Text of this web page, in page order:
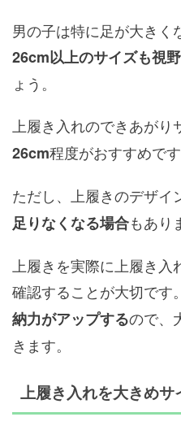
男の子は特に足が大きく
26cm以上のサイズも視
ょう。
上履き入れのできあがり
26cm程度がおすすめです
ただし、上履きのデザイ
足りなくなる場合もあり
上履きを実際に上履き入
確認することが大切です
納力がアップするので、
きます。
上履き入れを大きめサ